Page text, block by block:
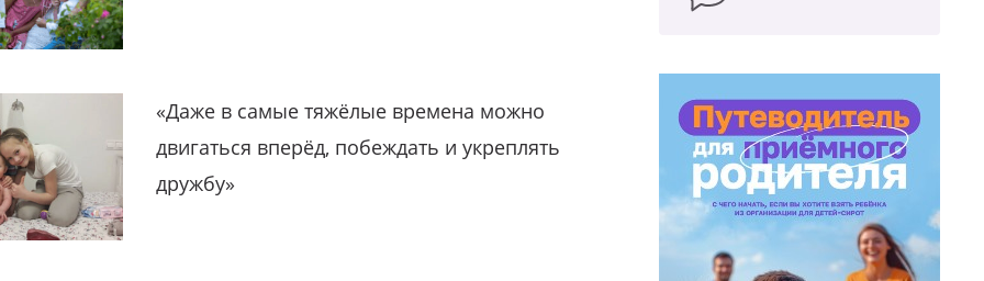
«Даже в самые тяжёлые времена можно
двигаться вперёд, побеждать и укреплять
дружбу»